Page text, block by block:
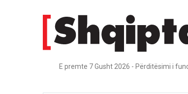
E premte 7 Gusht 2026 - Përditësimi i